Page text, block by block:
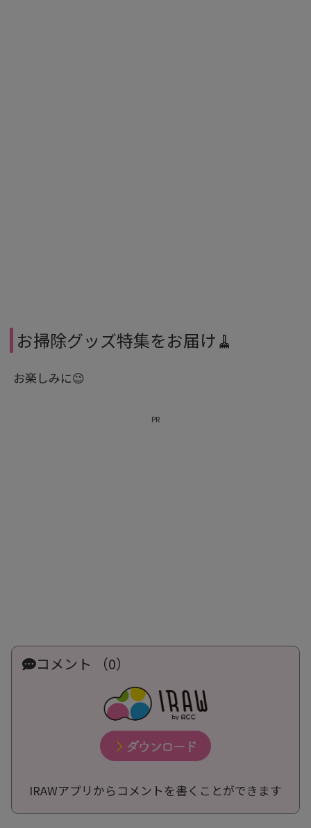
お掃除グッズ特集をお届け🧹
お楽しみに😉
PR
コメント （0）
IRAWアプリからコメントを書くことができます